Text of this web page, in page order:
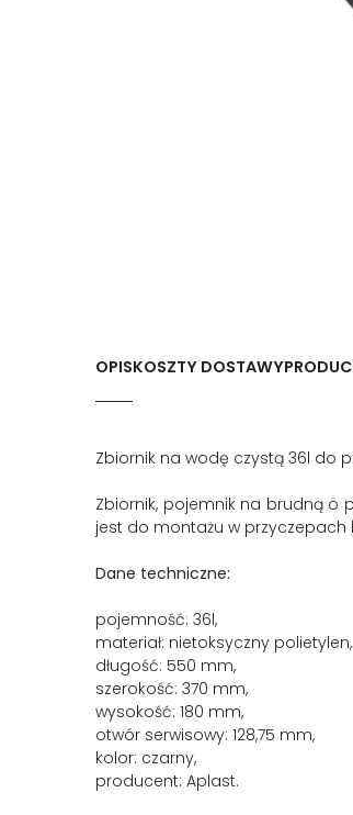
OPISKOSZTY DOSTAWY
Zbiornik na wodę czystą 36l do
Zbiornik, pojemnik na brudną o
jest do montażu w przyczepach
Dane techniczne:
pojemność: 36l,
materiał: nietoksyczny polietylen,
długość: 550 mm,
szerokość: 370 mm,
wysokość: 180 mm,
otwór serwisowy: 128,75 mm,
kolor: czarny,
producent: Aplast.